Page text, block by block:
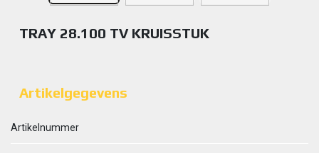
TRAY 28.100 TV KRUISSTUK
Artikelgegevens
Artikelnummer